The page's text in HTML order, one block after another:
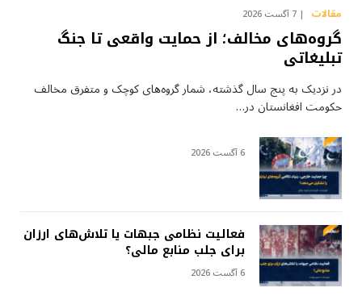
مقالات 7 آگست 2026
گروه‌های مخالف؛ از حمایت واقعی تا جنگ
تبلیغاتی
در نزدیک به پنج سال گذشته، شمار گروه‌های کوچک و متفرق مخالف
حکومت افغانستان در…
6 آگست 2026
فعالیت نظامی جبهات یا تلاش‌های ارزان
برای جلب منابع مالی؟
6 آگست 2026